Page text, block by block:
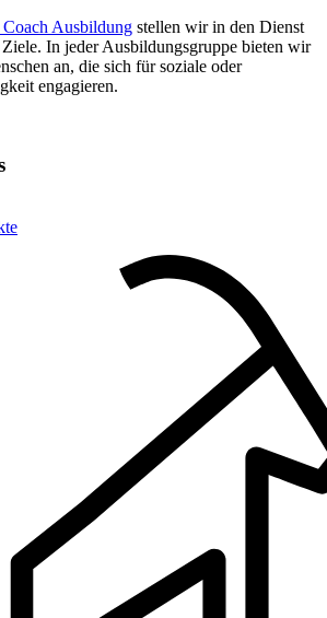
Coach Ausbildung stellen wir in den Dienst
Ziele. In jeder Ausbildungsgruppe bieten wir
an, die sich für soziale oder
engagieren.